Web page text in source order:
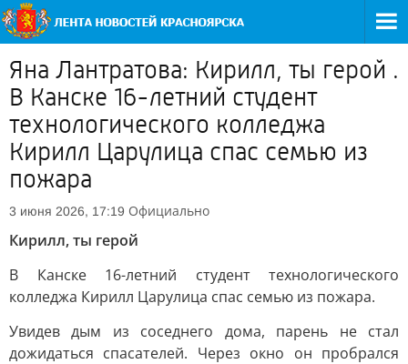
Яна Лантратова: Кирилл, ты герой .
В Канске 16-летний студент
технологического колледжа
Кирилл Царулица спас семью из
пожара
3 июня 2026, 17:19 Официально
Кирилл, ты герой
В Канске 16-летний студент технологического
колледжа Кирилл Царулица спас семью из пожара.
Увидев дым из соседнего дома, парень не стал
дожидаться спасателей. Через окно он пробрался